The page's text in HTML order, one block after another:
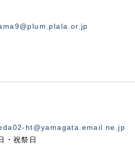
ht@yamagata.email.ne.jp
・祝祭日